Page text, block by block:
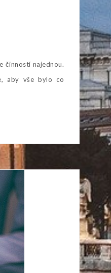
činností najednou.
aby vše bylo co